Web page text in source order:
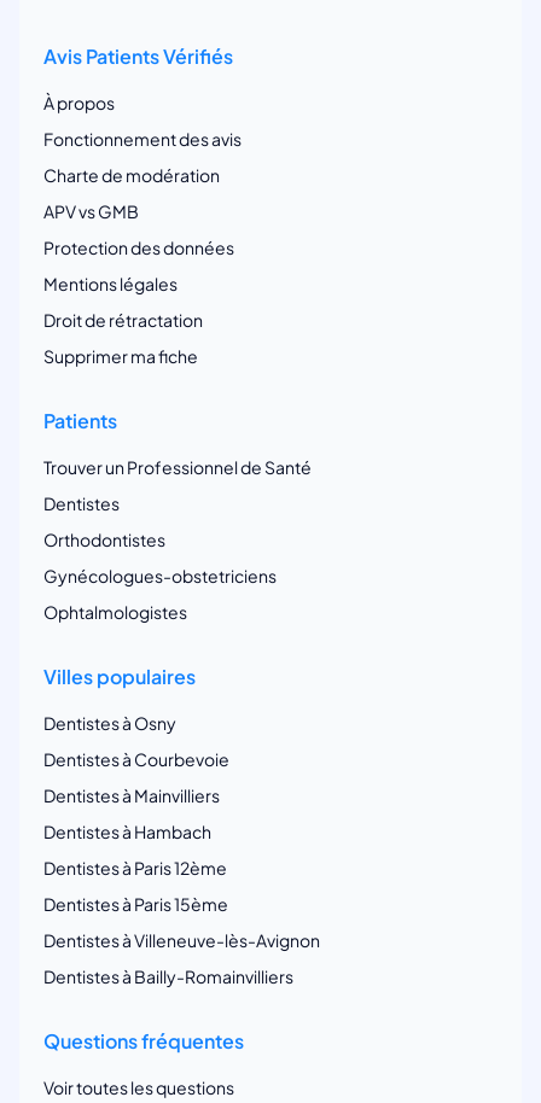
Avis Patients Vérifiés
À propos
Fonctionnement des avis
Charte de modération
APV vs GMB
Protection des données
Mentions légales
Droit de rétractation
Supprimer ma fiche
Patients
Trouver un Professionnel de Santé
Dentistes
Orthodontistes
Gynécologues-obstetriciens
Ophtalmologistes
Villes populaires
Dentistes à Osny
Dentistes à Courbevoie
Dentistes à Mainvilliers
Dentistes à Hambach
Dentistes à Paris 12ème
Dentistes à Paris 15ème
Dentistes à Villeneuve-lès-Avignon
Dentistes à Bailly-Romainvilliers
Questions fréquentes
Voir toutes les questions